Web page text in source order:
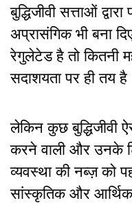
बुद्धिजीवी सत्ताओं
अप्रासंगिक भी बना
रेगुलेटेड है तो कितनी
सदाशयता पर ही तय
लेकिन कुछ बुद्धिजीवी
करने वाली और उनके
व्यवस्था की नब्ज़ को
सांस्कृतिक और